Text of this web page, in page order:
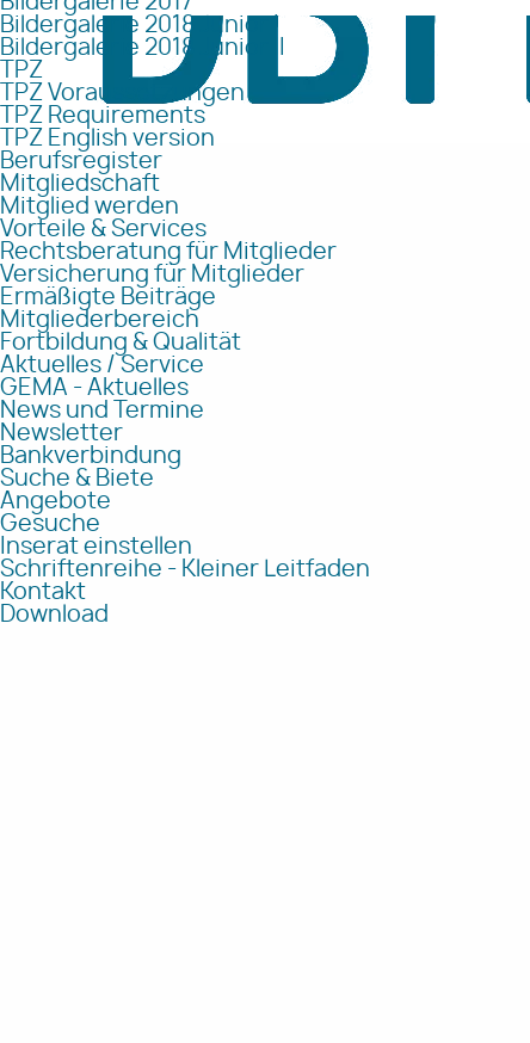
Bildergalerie 2018 Junior I
Bildergalerie 2018 Junior II
TPZ
TPZ Voraussetzungen
TPZ Requirements
TPZ English version
Berufsregister
Mitgliedschaft
Mitglied werden
Vorteile & Services
Rechtsberatung für Mitglieder
Versicherung für Mitglieder
Ermäßigte Beiträge
Mitgliederbereich
Fortbildung & Qualität
Aktuelles / Service
GEMA - Aktuelles
News und Termine
Newsletter
Bankverbindung
Suche & Biete
Angebote
Gesuche
Inserat einstellen
Schriftenreihe - Kleiner Leitfaden
Kontakt
Download